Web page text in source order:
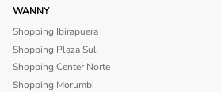
WANNY
Shopping Ibirapuera
Shopping Plaza Sul
Shopping Center Norte
Shopping Morumbi